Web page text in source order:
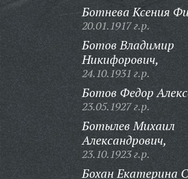
Ботнева Ксения
20.01.1917 г.р.
Ботов Владимир
Никифорович,
24.10.1931 г.р.
Ботов Федор
23.05.1927 г.р.
Ботылев Михаил
Александрович,
23.10.1923 г.р.
Бохан Екатерина